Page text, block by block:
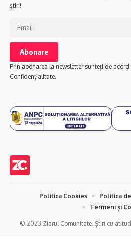
știri!
Prin abonarea la newsletter sunteți de
Confidențialitate.
© 2023 Ziarul Comunitate. Știri cu
Politica Cookies
Politica
Termeni și